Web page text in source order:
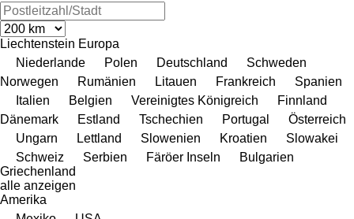
Liechtenstein Europa
Niederlande
Polen Deutschland
Schweden
Norwegen
Rumänien Litauen Frankreich
Spanien
Italien
Belgien Vereinigtes Königreich
Finnland
Dänemark
Estland Tschechien Portugal
Österreich
Ungarn
Lettland Slowenien Kroatien
Slowakei
Schweiz
Serbien Färöer Inseln
Bulgarien
Griechenland
alle anzeigen
Amerika